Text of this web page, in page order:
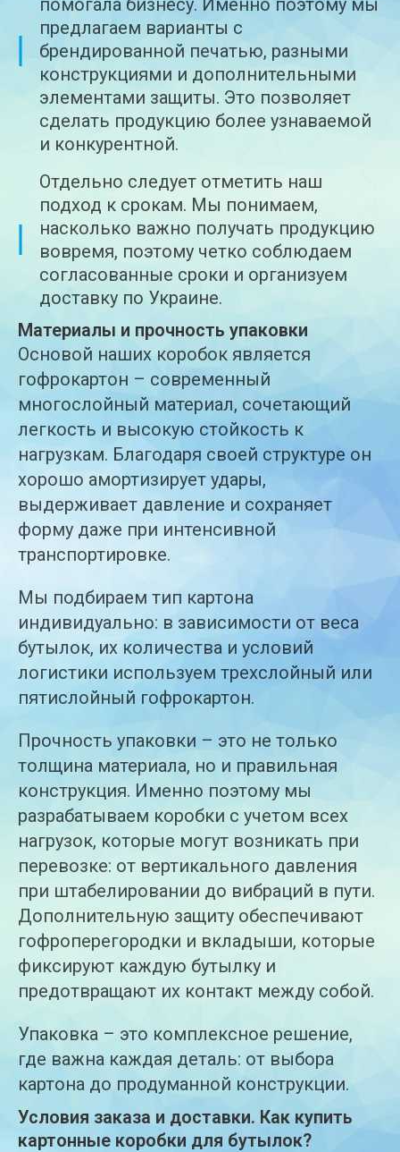
предлагаем варианты с
брендированной печатью, разными
конструкциями и дополнительными
элементами защиты. Это позволяет
сделать продукцию более узнаваемой
и конкурентной.
Отдельно следует отметить наш
подход к срокам. Мы понимаем,
насколько важно получать продукцию
вовремя, поэтому четко соблюдаем
согласованные сроки и организуем
доставку по Украине.
Материалы и прочность упаковки
Основой наших коробок является
гофрокартон – современный
многослойный материал, сочетающий
легкость и высокую стойкость к
нагрузкам. Благодаря своей структуре он
хорошо амортизирует удары,
выдерживает давление и сохраняет
форму даже при интенсивной
транспортировке.
Мы подбираем тип картона
индивидуально: в зависимости от веса
бутылок, их количества и условий
логистики используем трехслойный или
пятислойный гофрокартон.
Прочность упаковки – это не только
толщина материала, но и правильная
конструкция. Именно поэтому мы
разрабатываем коробки с учетом всех
нагрузок, которые могут возникать при
перевозке: от вертикального давления
при штабелировании до вибраций в пути.
Дополнительную защиту обеспечивают
гофроперегородки и вкладыши, которые
фиксируют каждую бутылку и
предотвращают их контакт между собой.
Упаковка – это комплексное решение,
где важна каждая деталь: от выбора
картона до продуманной конструкции.
Условия заказа и доставки. Как купить
картонные коробки для бутылок?